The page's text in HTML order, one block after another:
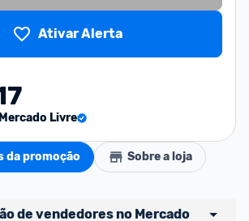
Ativar Alerta
Mercado Livre
da promoção Sobre a loja
de vendedores no Mercado